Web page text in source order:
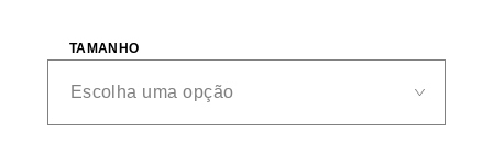
TAMANHO